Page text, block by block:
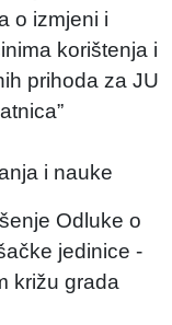
o izmjeni i
korištenja i
prihoda za JU
i nauke
Odluke o
jedinice -
križu grada